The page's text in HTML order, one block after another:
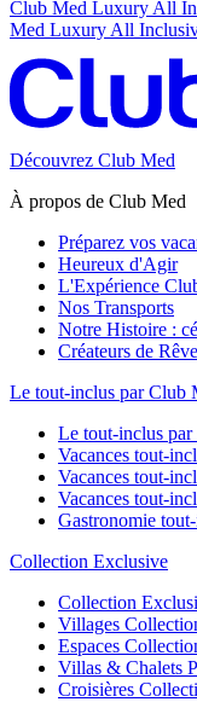
Club Med Luxury All
Med Luxury All
Découvrez Club Med
À propos de Club Med
Préparez vos
Heureux d'Agir
L'Expérience
Nos Transports
Notre Histoire :
Créateurs de
Le tout-inclus par Club
Le tout-inclus
Vacances tout-
Vacances tout-
Vacances tout-
Gastronomie
Collection Exclusive
Collection
Villages
Espaces
Villas & Chalets
Croisières